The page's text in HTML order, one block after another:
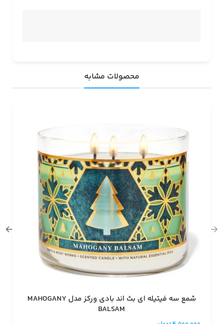
محصولات مشابه
شمع سه فیتیله ای بث اند بادی ورکز مدل MAHOGANY
BALSAM